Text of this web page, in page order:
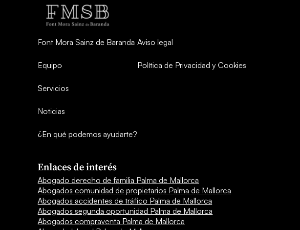
Font Mora Sainz de Baranda
Equipo
Servicios
Noticias
¿En qué podemos ayudarte?
Aviso legal
Política de Privacidad y Cookies
Enlaces de interés
Abogado derecho de familia Palma de Mallorca
Abogados comunidad de propietarios Palma de Mallorca
Abogados accidentes de tráfico Palma de Mallorca
Abogados segunda oportunidad Palma de Mallorca
Abogados compraventa Palma de Mallorca